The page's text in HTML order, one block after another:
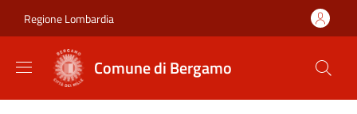
Regione Lombardia
Comune di Bergamo